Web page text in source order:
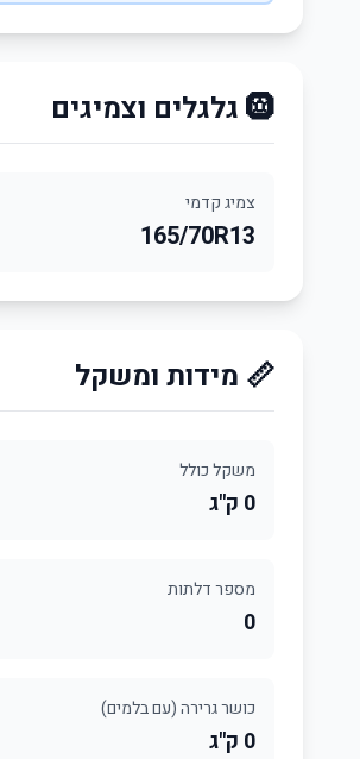
🛞 גלגלים וצמיגים
צמיג קדמי
165/70R13
📏 מידות ומשקל
משקל כולל
0 ק"ג
מספר דלתות
0
כושר גרירה (עם בלמים)
0 ק"ג